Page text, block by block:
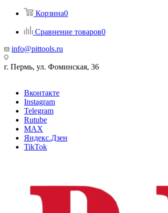
Корзина0
Сравнение товаров0
info@pittools.ru
г. Пермь, ул. Фоминская, 36
Вконтакте
Instagram
Telegram
Rutube
MAX
Яндекс.Дзен
TikTok